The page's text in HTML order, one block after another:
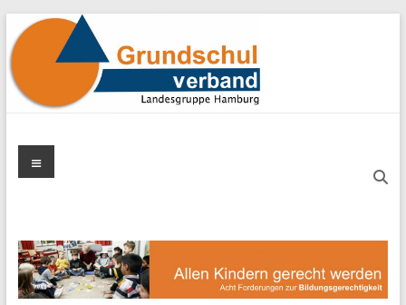
Zum
Inhalt
springen
Grundschulverband
Menü